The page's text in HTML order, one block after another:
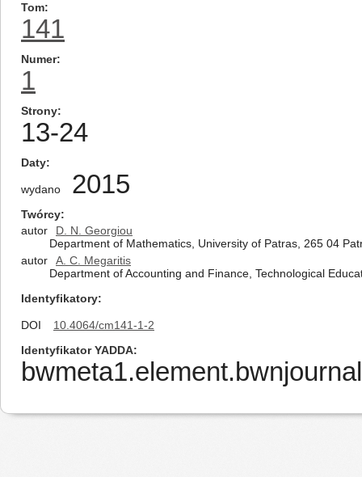
Tom
141
Numer
1
Strony
13-24
Daty
wydano 2015
Twórcy
autor
D. N. Georgiou
Department of Mathematics, University of Patras, 265 04
autor
A. C. Megaritis
Department of Accounting and Finance, Technological
Identyfikatory
DOI
10.4064/cm141-1-2
Identyfikator YADDA